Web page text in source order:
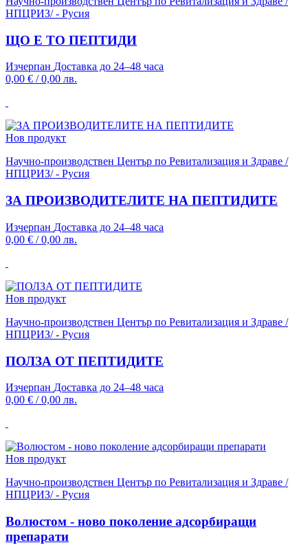
НПЦРИЗ/ - Русия
ЩО Е ТО ПЕПТИДИ
Изчерпан Доставка до 24–48 часа
0,00 € / 0,00 лв.
Нов продукт
Научно-производствен Център по Ревитализация и Здраве /
НПЦРИЗ/ - Русия
ЗА ПРОИЗВОДИТЕЛИТЕ НА ПЕПТИДИТЕ
Изчерпан Доставка до 24–48 часа
0,00 € / 0,00 лв.
Нов продукт
Научно-производствен Център по Ревитализация и Здраве /
НПЦРИЗ/ - Русия
ПОЛЗА ОТ ПЕПТИДИТЕ
Изчерпан Доставка до 24–48 часа
0,00 € / 0,00 лв.
Нов продукт
Научно-производствен Център по Ревитализация и Здраве /
НПЦРИЗ/ - Русия
Волюстом - ново поколение адсорбиращи
препарати